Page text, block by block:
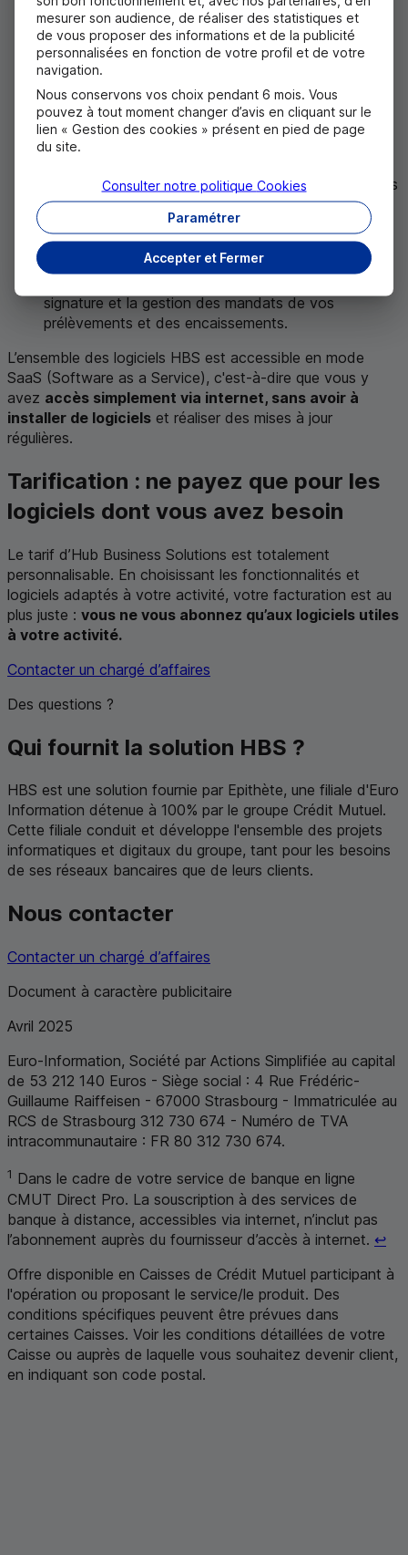
HBSGestion Trésorerie
Pour vous offrir une vision des soldes et
mouvements de vos comptes, une meilleure
trésorerie prévisionnelle ainsi que la possibilité de
niveler vos comptes.
Solutions Pro
Pour émettre, recevoir, suivre, encaisser et régler vos
factures électroniques.
HBSe-Mandats
signature et la gestion des mandats de vos
prélèvements et des encaissements.
L’ensemble des logiciels HBS est accessible en mode
SaaS (Software as a Service), c'est-à-dire que vous y
avez accès simplement via internet, sans avoir à
installer de logiciels et réaliser des mises à jour
régulières.
Tarification : ne payez que pour les
logiciels dont vous avez besoin
Le tarif d’Hub Business Solutions est totalement
personnalisable. En choisissant les fonctionnalités et
logiciels adaptés à votre activité, votre facturation est au
plus juste : vous ne vous abonnez qu’aux logiciels utiles
à votre activité.
Contacter un chargé d’affaires
Des questions ?
Qui fournit la solution HBS ?
HBS est une solution fournie par Epithète, une filiale d'Euro
Information détenue à 100% par le groupe Crédit Mutuel.
Cette filiale conduit et développe l'ensemble des projets
informatiques et digitaux du groupe, tant pour les besoins
de ses réseaux bancaires que de leurs clients.
Nous contacter
Contacter un chargé d’affaires
Document à caractère publicitaire
Avril 2025
Euro-Information, Société par Actions Simplifiée au capital
de 53 212 140 Euros - Siège social : 4 Rue Frédéric-
Guillaume Raiffeisen - 67000 Strasbourg - Immatriculée au
RCS de Strasbourg 312 730 674 - Numéro de TVA
intracommunautaire : FR 80 312 730 674.
1 Dans le cadre de votre service de banque en ligne
CMUT Direct Pro. La souscription à des services de
banque à distance, accessibles via internet, n’inclut pas
l’abonnement auprès du fournisseur d’accès à internet. ↩
Offre disponible en Caisses de Crédit Mutuel participant à
l'opération ou proposant le service/le produit. Des
conditions spécifiques peuvent être prévues dans
certaines Caisses. Voir les conditions détaillées de votre
Caisse ou auprès de laquelle vous souhaitez devenir client,
en indiquant son code postal.
mesurer son audience, de réaliser des statistiques et
de vous proposer des informations et de la publicité
personnalisées en fonction de votre profil et de votre
navigation.
Nous conservons vos choix pendant 6 mois. Vous
pouvez à tout moment changer d’avis en cliquant sur le
lien « Gestion des cookies » présent en pied de page
du site.
Accepter et Fermer
Paramétrer
Consulter notre politique Cookies